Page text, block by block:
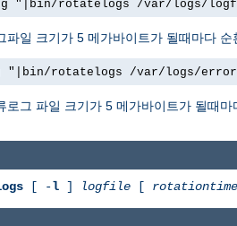
"|bin/rotatelogs /var/logs/
파일 크기가 5 메가바이트가 될때마다 순
"|bin/rotatelogs /var/logs/
로그 파일 크기가 5 메가바이트가 될때마
[ -l ] logfile [ rotationtime